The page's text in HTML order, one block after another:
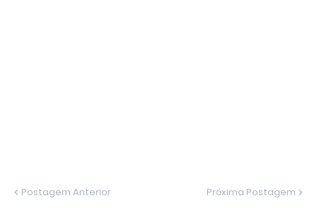
Postagem Anterior Próxima Postagem